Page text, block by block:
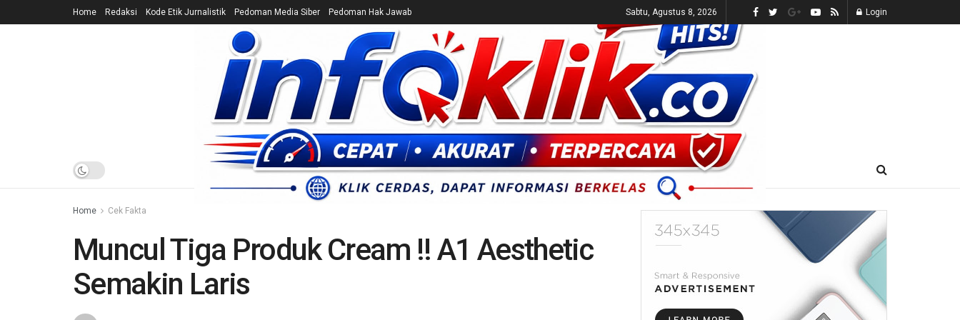
Home Redaksi Kode Etik Jurnalistik Pedoman Media Siber Pedoman Hak Jawab Sabtu, Agustus 8, 2026 Login
HOME NEWS CEK FAKTA ENTERTAINMENT BREAKING NEWS UMUM E-KORAN LIVE TV
Home Cek Fakta
Muncul Tiga Produk Cream !! A1 Aesthetic
Semakin Laris